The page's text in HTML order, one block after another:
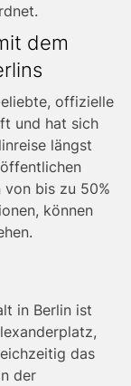
dem
offizielle
und hat sich
längst
von bis zu 50%
können
in Berlin ist
das
der